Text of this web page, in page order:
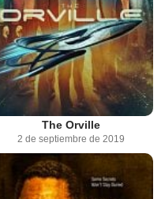
The Orville
2 de septiembre de 2019